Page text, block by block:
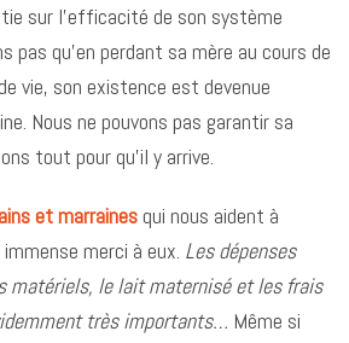
sur l’efficacité de son système
pas qu’en perdant sa mère au cours de
vie, son existence est devenue
Nous ne pouvons pas garantir sa
tout pour qu’il y arrive.
et marraines qui nous aident à
merci à eux. Les dépenses
matériels, le lait maternisé et les frais
très importants… Même si